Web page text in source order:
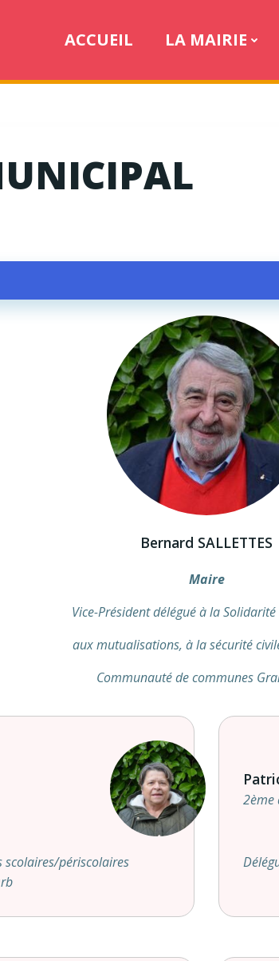
ACCUEIL LA MAIRIE
Bernard SALLETTES
Maire
Vice-Président délégué à la
aux mutualisations, à la sécurité
Communauté de communes
scolaires/périscolaires
2ème